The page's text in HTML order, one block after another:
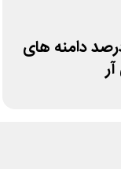
تخفیف 20 درصد دامنه های